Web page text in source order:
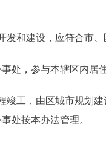
建设，应符合市、
，参与本辖区内居
，由区城市规划建
处按本办法管理。